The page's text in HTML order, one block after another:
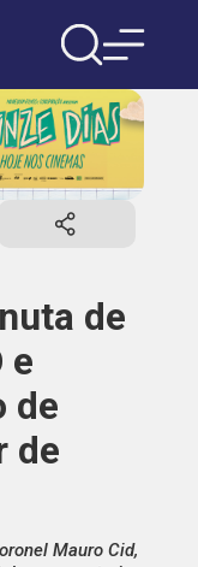
de
e
de
de
Mauro Cid,